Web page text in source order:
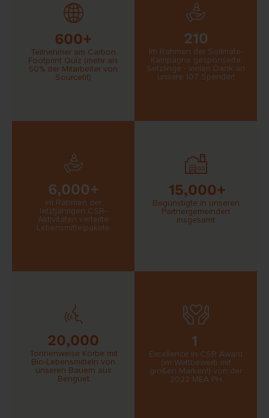
6,000+
Im Rahmen der
letztjährigen CSR-
Aktivitäten verteilte
Lebensmittelpakete
15,000+
Begünstigte in unseren
Partnergemeinden
insgesamt
600+
Teilnehmer am Carbon
Footprint Quiz (mehr als
50% der Mitarbeiter von
Sourcefit)
210
Im Rahmen der Soilmate-
Kampagne gesponserte
Setzlinge - vielen Dank an
unsere 107 Spender!
20,000
Tonnenweise Körbe mit
Bio-Lebensmitteln von
unseren Bauern aus
Benguet
1
Excellence in CSR Award
(im Wettbewerb mit
großen Marken!) von der
2022 MEA PH